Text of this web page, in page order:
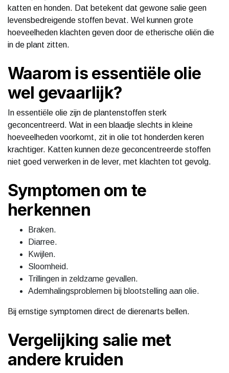
katten en honden. Dat betekent dat gewone salie geen
levensbedreigende stoffen bevat. Wel kunnen grote
hoeveelheden klachten geven door de etherische oliën die
in de plant zitten.
Waarom is essentiële olie
wel gevaarlijk?
In essentiële olie zijn de plantenstoffen sterk
geconcentreerd. Wat in een blaadje slechts in kleine
hoeveelheden voorkomt, zit in olie tot honderden keren
krachtiger. Katten kunnen deze geconcentreerde stoffen
niet goed verwerken in de lever, met klachten tot gevolg.
Symptomen om te
herkennen
Braken.
Diarree.
Kwijlen.
Sloomheid.
Trillingen in zeldzame gevallen.
Ademhalingsproblemen bij blootstelling aan olie.
Bij ernstige symptomen direct de dierenarts bellen.
Vergelijking salie met
andere kruiden